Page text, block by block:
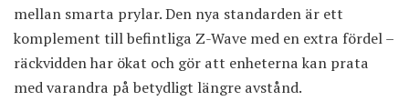
mellan smarta prylar. Den nya standarden är ett
komplement till befintliga Z-Wave med en extra fördel –
räckvidden har ökat och gör att enheterna kan prata
med varandra på betydligt längre avstånd.